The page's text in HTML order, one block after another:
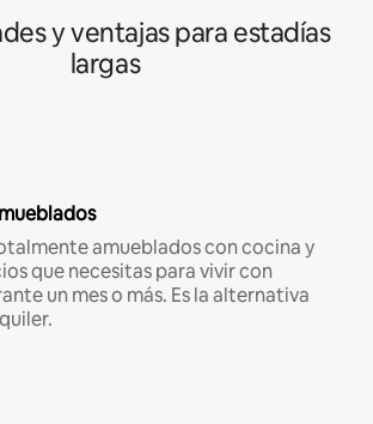
y ventajas para estadías
largas
amueblados con cocina y
que necesitas para vivir con
un mes o más. Es la alternativa